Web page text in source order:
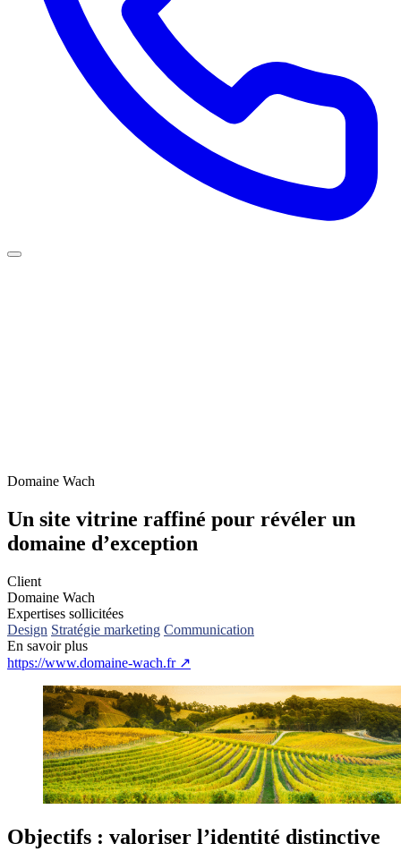
Domaine Wach
Un site vitrine raffiné pour révéler un
domaine d’exception
Client
Domaine Wach
Expertises sollicitées
Design Stratégie marketing Communication
En savoir plus
https://www.domaine-wach.fr ↗
Objectifs : valoriser l’identité distinctive